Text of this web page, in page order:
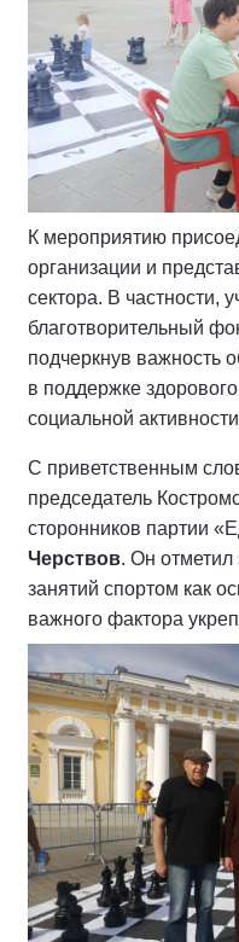
К мероприятию
организации и
сектора. В частности,
благотворительный
подчеркнув важность
в поддержке
социальной
С приветственным
председатель
сторонников партии
Черствов. Он отметил
занятий спортом как
важного фактора